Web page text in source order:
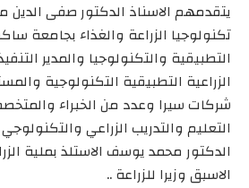
يتقدمهم الاسناذ الدكتور صفى
تكنولوجيا الزراعة والغذاء بجامعة
التطبيقية والتكنولوجيا والمدير
الزراعية التطبيقية التكنولوجية
شركات سيرا وعدد من الخبراء
التعليم والتدريب الزراعي
الدكتور محمد يوسف الاستلذ بملية
الاسبق وزيرا للزراعة ..